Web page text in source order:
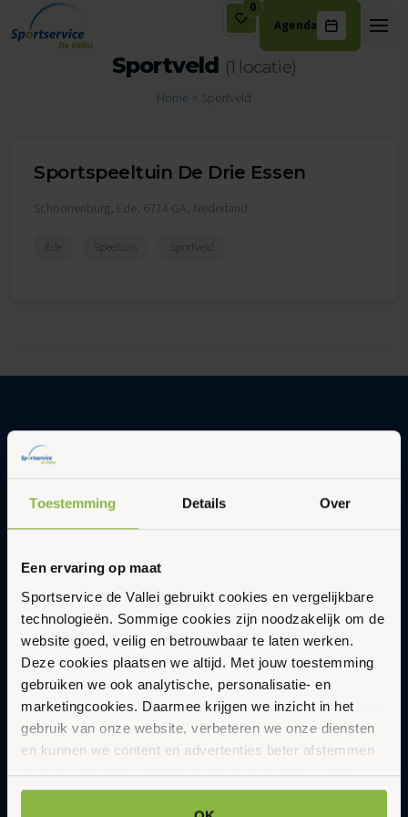
Toestemming Details Over
Een ervaring op maat
Sportservice de Vallei gebruikt cookies en vergelijkbare
technologieën. Sommige cookies zijn noodzakelijk om de
website goed, veilig en betrouwbaar te laten werken.
Deze cookies plaatsen we altijd. Met jouw toestemming
gebruiken we ook analytische, personalisatie- en
marketingcookies. Daarmee krijgen we inzicht in het
gebruik van onze website, verbeteren we onze diensten
en kunnen we content en advertenties beter afstemmen
op jouw interesses. Hierbij kunnen gegevens worden
gedeeld met externe partners.
Ga naar de inhoud
0
Agenda
Sportveld (1 locatie)
Home > Sportveld
Sportspeeltuin De Drie Essen
Schoonenburg, Ede, 6714 GA, Nederland
Ede Speeltuin Sportveld
Gezonder en vitaler leven in een
duurzame en gastvrije omgeving met
Sportservice De Vallei
Abonneer op onze nieuwsbrief
mailadres
Aanmelden
Ik wil zwemmen
Ik wil bewegen
Ik wil gezonder leven
Ik wil huren